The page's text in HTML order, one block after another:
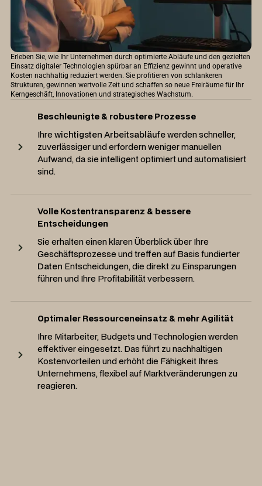
Erleben Sie, wie Ihr Unternehmen durch optimierte Abläufe und den gezielten
Einsatz digitaler Technologien spürbar an Effizienz gewinnt und operative
Kosten nachhaltig reduziert werden. Sie profitieren von schlankeren
Strukturen, gewinnen wertvolle Zeit und schaffen so neue Freiräume für Ihr
Kerngeschäft, Innovationen und strategisches Wachstum.
Beschleunigte & robustere Prozesse
Ihrewichtigsten Arbeitsabläufewerden schneller,
zuverlässiger und erfordern weniger manuellen
Aufwand, da sie intelligent optimiert und automatisiert
sind.
Volle Kostentransparenz & bessere
Entscheidungen
Sie erhalten einen klaren Überblick über Ihre
Geschäftsprozesse und treffen auf Basis fundierter
Daten Entscheidungen, die direkt zu Einsparungen
führen und Ihre Profitabilität verbessern.
Optimaler Ressourceneinsatz & mehr Agilität
Ihre Mitarbeiter, Budgets und Technologien werden
effektiver eingesetzt. Das führt zu nachhaltigen
Kostenvorteilen und erhöht die Fähigkeit Ihres
Unternehmens, flexibel auf Marktveränderungen zu
reagieren.